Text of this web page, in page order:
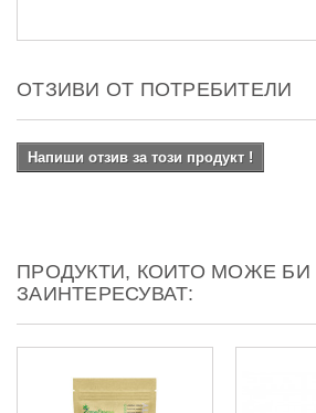
ОТЗИВИ ОТ ПОТРЕБИТЕЛИ
Напиши отзив за този продукт !
ПРОДУКТИ, КОИТО МОЖЕ
ЗАИНТЕРЕСУВАТ: